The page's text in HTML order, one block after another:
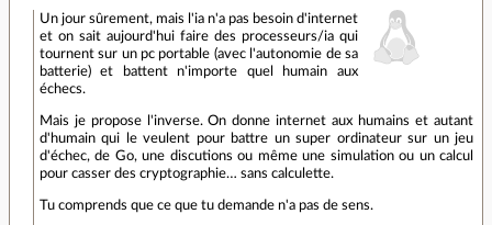
Un jour sûrement, mais l'ia n'a pas besoin d'internet
et on sait aujourd'hui faire des processeurs/ia qui
tournent sur un pc portable (avec l'autonomie de sa
batterie) et battent n'importe quel humain aux
échecs.
Mais je propose l'inverse. On donne internet aux humains et autant
d'humain qui le veulent pour battre un super ordinateur sur un jeu
d'échec, de Go, une discutions ou même une simulation ou un calcul
pour casser des cryptographie… sans calculette.
Tu comprends que ce que tu demande n'a pas de sens.